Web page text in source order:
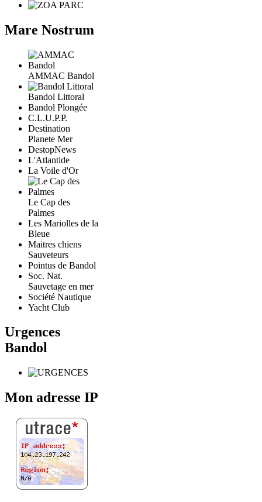
Mare Nostrum
AMMAC Bandol
Bandol Littoral
Bandol Plongée
C.L.U.P.P.
Destination
Planete Mer
DestopNews
L'Atlantide
La Voile d'Or
Le Cap des
Palmes
Les Mariolles de la
Bleue
Maitres chiens
Sauveteurs
Pointus de Bandol
Soc. Nat.
Sauvetage en mer
Société Nautique
Yacht Club
Urgences
Bandol
Mon adresse IP